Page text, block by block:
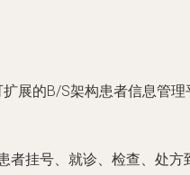
展的B/S架构患者信息管理
者挂号、就诊、检查、处方